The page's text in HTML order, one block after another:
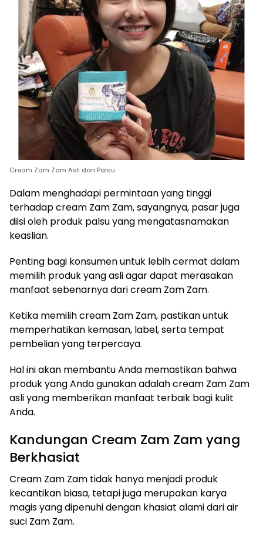
Cream Zam Zam Asli dan Palsu
Dalam menghadapi permintaan yang tinggi
terhadap cream Zam Zam, sayangnya, pasar juga
diisi oleh produk palsu yang mengatasnamakan
keaslian.
Penting bagi konsumen untuk lebih cermat dalam
memilih produk yang asli agar dapat merasakan
manfaat sebenarnya dari cream Zam Zam.
Ketika memilih cream Zam Zam, pastikan untuk
memperhatikan kemasan, label, serta tempat
pembelian yang terpercaya.
Hal ini akan membantu Anda memastikan bahwa
produk yang Anda gunakan adalah cream Zam Zam
asli yang memberikan manfaat terbaik bagi kulit
Anda.
Kandungan Cream Zam Zam yang
Berkhasiat
Cream Zam Zam tidak hanya menjadi produk
kecantikan biasa, tetapi juga merupakan karya
magis yang dipenuhi dengan khasiat alami dari air
suci Zam Zam.